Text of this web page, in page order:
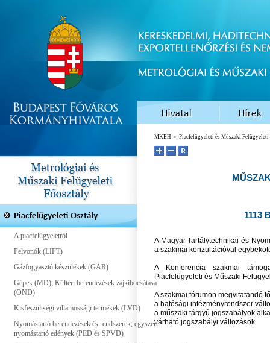
A piacfelügyeletről
Felvonók (LIFT)
Gázfogyasztó készülékek (GAR)
Gépek (MD); Kültéri berendezések zajkibocsátása
(OND)
Kisfeszültségi villamossági termékek (LVD)
Nyomástartó berendezések és rendszerek; egyszerű
nyomástartó edények (PED és SPVD)
MKEH » Piacfelügyeleti és Műszaki Felügyeleti
1113
A Magyar Tartálytechnikai és
a szakmai konzultációval
A Konferencia szakmai
Piacfelügyeleti és Műszaki
A szakmai fórumon megvitatandó
a hatósági intézményrendszer
a műszaki tárgyú jogszabályok
várható jogszabályi változások